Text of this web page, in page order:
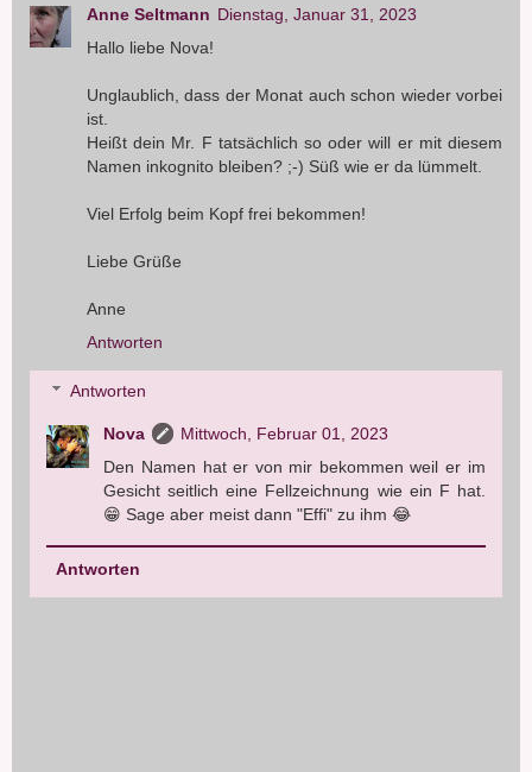
Anne Seltmann Dienstag, Januar 31, 2023
Hallo liebe Nova!
Unglaublich, dass der Monat auch schon wieder vorbei
ist.
Heißt dein Mr. F tatsächlich so oder will er mit diesem
Namen inkognito bleiben? ;-) Süß wie er da lümmelt.
Viel Erfolg beim Kopf frei bekommen!
Liebe Grüße
Anne
Antworten
Antworten
Nova
Mittwoch, Februar 01, 2023
Den Namen hat er von mir bekommen weil er im
Gesicht seitlich eine Fellzeichnung wie ein F hat.
😁 Sage aber meist dann "Effi" zu ihm 😂
Antworten